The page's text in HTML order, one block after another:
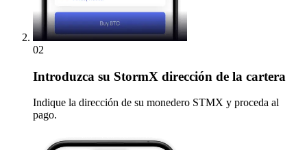
02
Introduzca su StormX dirección de la cartera
Indique la dirección de su monedero STMX y proceda al
pago.